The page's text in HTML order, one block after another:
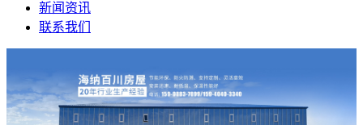
新闻资讯
联系我们